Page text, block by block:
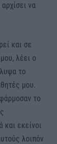
να
και σε
λέει ο
το
μου.
το
εκείνοι
λοιπόν